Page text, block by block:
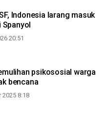
Indonesia larang masuk
Spanyol
20:51
psikososial warga
bencana
2025 8:18